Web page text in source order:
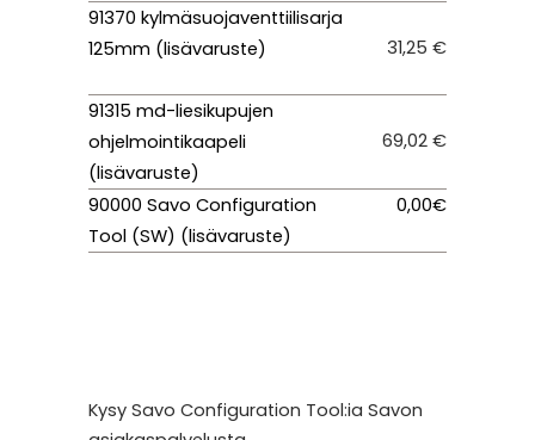
91370 kylmäsuojaventtiilisarja
125mm (lisävaruste)
31,25 €
91315 md-liesikupujen
ohjelmointikaapeli
(lisävaruste)
69,02 €
90000 Savo Configuration
Tool (SW) (lisävaruste)
0,00€
Kysy Savo Configuration Tool:ia Savon